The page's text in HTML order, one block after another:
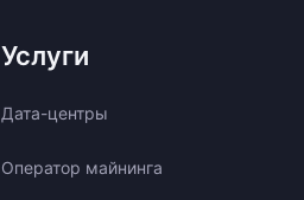
Услуги
Дата-центры
Оператор майнинга